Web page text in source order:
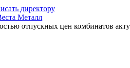
директору
отпускных цен комбинатов